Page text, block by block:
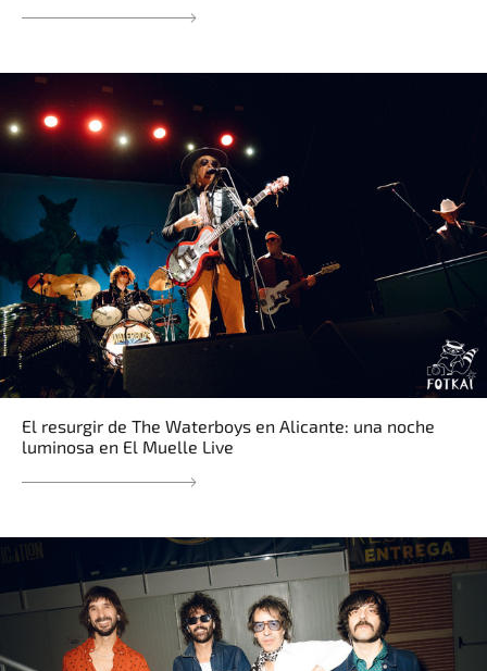
El resurgir de The Waterboys en Alicante: una noche
luminosa en El Muelle Live